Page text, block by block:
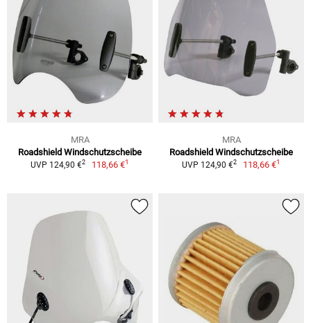
MRA
Roadshield Windschutzscheibe
UVP 124,90 €2 118,66 €1
MRA
Roadshield Windschutzscheibe
UVP 124,90 €2 118,66 €1